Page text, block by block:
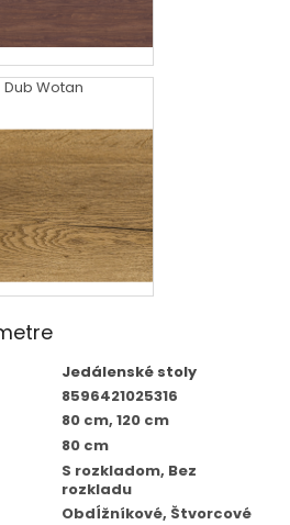
Dub Wotan
Jedálenské stoly
8596421025316
80 cm, 120 cm
80 cm
S rozkladom, Bez
rozkladu
Obdĺžníkové, Štvorcové